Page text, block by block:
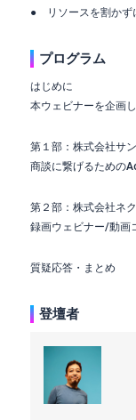
● リソースを割かず
プログラム
はじめに
本ウェビナーを企画
第１部：株式会社サ
商談に繋げるための
第２部：株式会社ネ
録画ウェビナー/動画
質疑応答・まとめ
登壇者